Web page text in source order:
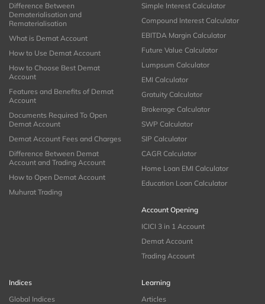
Difference Between
Dematerialisation and
Rematerialisation
What is Demat Account
How to Use Demat Account
How to Choose Best Demat
Account
Features and Benefits of Demat
Account
Documents Required To Open
Demat Account
Demat Account Fees and Charges
Difference Between Demat
Account and Trading Account
How to Open Demat Account
Muhurat Trading
Simple Interest Calculator
Compound Interest Calculator
EBITDA Margin Calculator
Future Value Calculator
Lumpsum Calculator
EMI Calculator
Gratuity Calculator
Brokerage Calculator
SWP Calculator
SIP Calculator
CAGR Calculator
Home Loan EMI Calculator
Education Loan Calculator
Account Opening
ICICI 3 in 1 Account
Demat Account
Trading Account
Indices
Global Indices
Learning
Articles